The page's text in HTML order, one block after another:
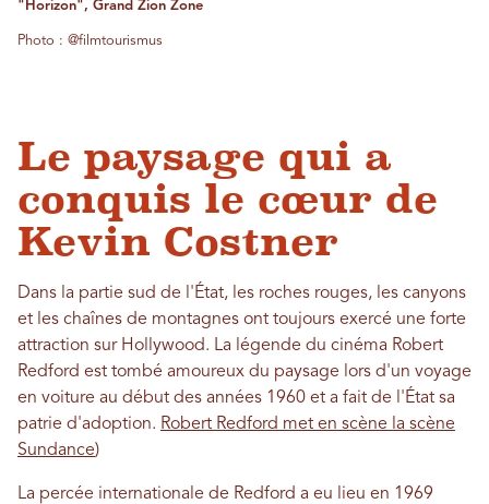
"Horizon", Grand Zion Zone
Photo : @filmtourismus
Le paysage qui a
conquis le cœur de
Kevin Costner
Dans la partie sud de l'État, les roches rouges, les canyons
et les chaînes de montagnes ont toujours exercé une forte
attraction sur Hollywood. La légende du cinéma Robert
Redford est tombé amoureux du paysage lors d'un voyage
en voiture au début des années 1960 et a fait de l'État sa
patrie d'adoption. Robert Redford met en scène la scène
Sundance)
La percée internationale de Redford a eu lieu en 1969